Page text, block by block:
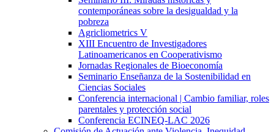
contemporáneas sobre la desigualdad y la
pobreza
Agricliometrics V
XIII Encuentro de Investigadores
Latinoamericanos en Cooperativismo
Jornadas Regionales de Bioeconomía
Seminario Enseñanza de la Sostenibilidad en
Ciencias Sociales
Conferencia internacional | Cambio familiar, roles
parentales y protección social
Conferencia ECINEQ-LAC 2026